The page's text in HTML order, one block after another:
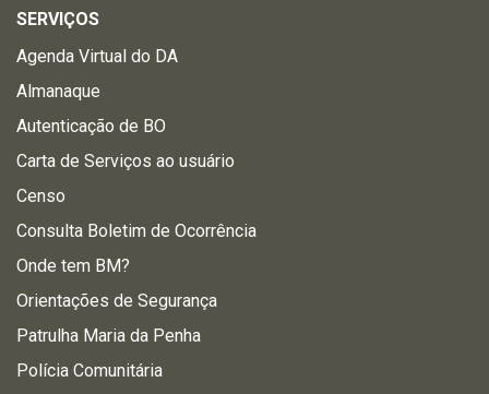
SERVIÇOS
Agenda Virtual do DA
Almanaque
Autenticação de BO
Carta de Serviços ao usuário
Censo
Consulta Boletim de Ocorrência
Onde tem BM?
Orientações de Segurança
Patrulha Maria da Penha
Polícia Comunitária